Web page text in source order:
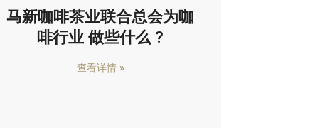
马新咖啡茶业联合总会为咖
啡行业 做些什么 ?
查看详情 »